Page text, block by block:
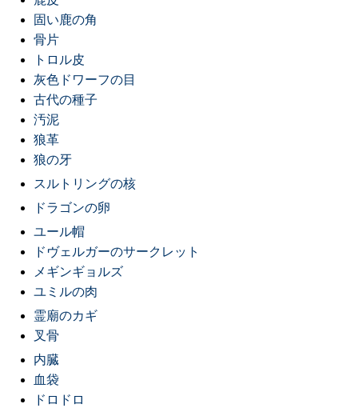
固い鹿の角
骨片
トロル皮
灰色ドワーフの目
古代の種子
汚泥
狼革
狼の牙
スルトリングの核
ドラゴンの卵
ユール帽
ドヴェルガーのサークレット
メギンギョルズ
ユミルの肉
霊廟のカギ
叉骨
内臓
血袋
ドロドロ